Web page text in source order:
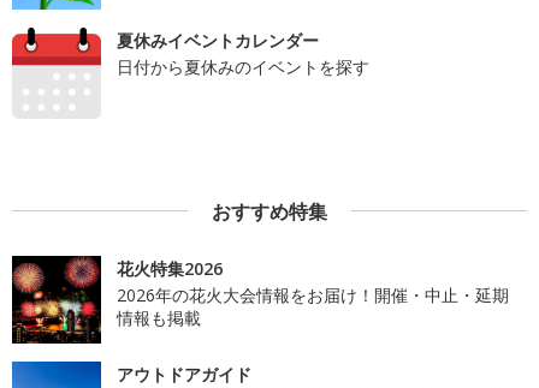
夏休みイベントカレンダー
日付から夏休みのイベントを探す
おすすめ特集
花火特集2026
2026年の花火大会情報をお届け！開催・中止・延期
情報も掲載
アウトドアガイド